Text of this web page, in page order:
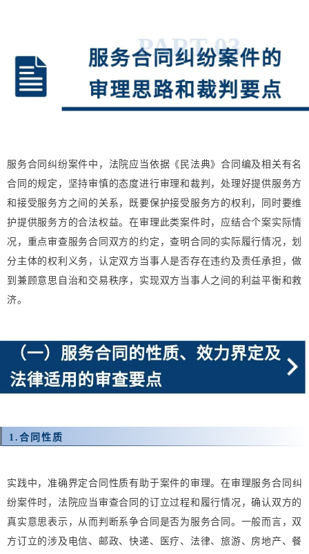
服务合同纠纷案件中，法院应当依据《民法典》合同编及相关有名
合同的规定，坚持审慎的态度进行审理和裁判，处理好提供服务方
和接受服务方之间的关系，既要保护接受服务方的权利，同时要维
护提供服务方的合法权益。在审理此类案件时，应结合个案实际情
况，重点审查服务合同双方的约定，查明合同的实际履行情况，划
分主体的权利义务，认定双方当事人是否存在违约及责任承担，做
到兼顾意思自治和交易秩序，实现双方当事人之间的利益平衡和救
济。
1. 合同性质
实践中， 准确界定合同性质有助于案件的审理。在审理服务合同纠
纷案件时，法院应当审查合同的订立过程和履行情况，确认双方的
真实意思表示，从而判断系争合同是否为服务合同。一般而言，双
方订立的涉及电信、邮政、快递、医疗、法律、旅游、房地产、餐